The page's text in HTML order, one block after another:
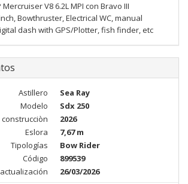
V8 6.2L MPI con Bravo III
Bowthruster, Electrical WC, manual
dash with GPS/Plotter, fish finder, etc
Astillero
Sea Ray
Modelo
Sdx 250
construcciòn
2026
Eslora
7,67 m
Tipologías
Bow Rider
Código
899539
26/03/2026